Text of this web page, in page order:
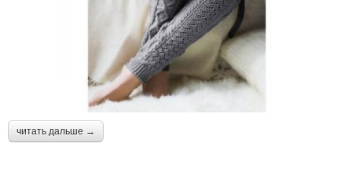
читать дальше →